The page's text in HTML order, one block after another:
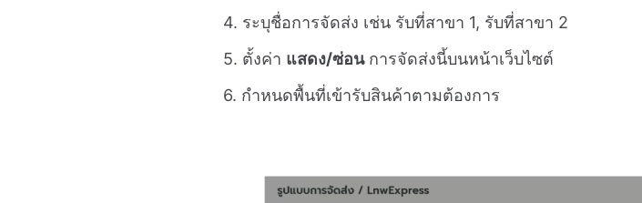
4. ระบุชื่อการจัดส่ง เช่น รับที่สาขา 1, รับที่สาขา 2
5. ตั้งค่า แสดง/ซ่อนการจัดส่งนี้บนหน้าเว็บไซต์
6. กำหนดพื้นที่เข้ารับสินค้าตามต้องการ